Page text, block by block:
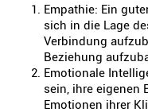
Empathie: Ein
sich in die Lage
Verbindung
Beziehung
Emotionale
sein, ihre eigenen
Emotionen ihrer